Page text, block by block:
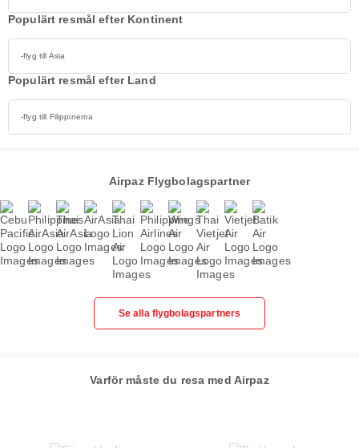
Populärt resmål efter Kontinent
-flyg till Asia
Populärt resmål efter Land
-flyg till Filippinerna
Airpaz Flygbolagspartner
Se alla flygbolagspartners
Varför måste du resa med Airpaz